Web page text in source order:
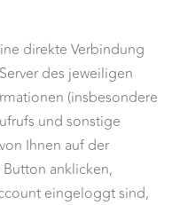
direkte Verbindung
des jeweiligen
(insbesondere
und sonstige
Ihnen auf der
anklicken,
eingeloggt sind,